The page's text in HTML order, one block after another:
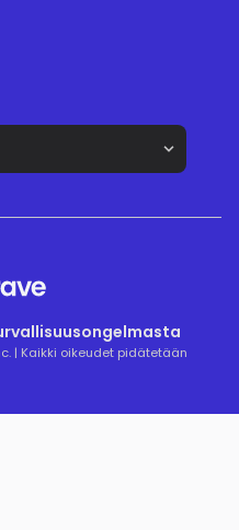
| Kaikki oikeudet pidätetään